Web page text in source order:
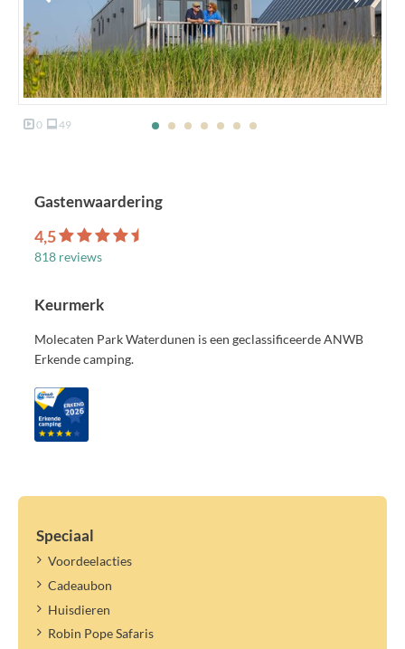
0 49
Gastenwaardering
4,5
818 reviews
Keurmerk
Molecaten Park Waterdunen is een geclassificeerde ANWB
Erkende camping.
Speciaal
Voordeelacties
Cadeaubon
Huisdieren
Robin Pope Safaris